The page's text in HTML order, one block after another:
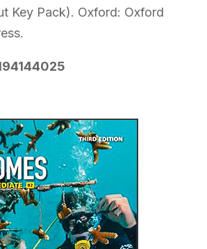
Key Pack). Oxford: Oxford